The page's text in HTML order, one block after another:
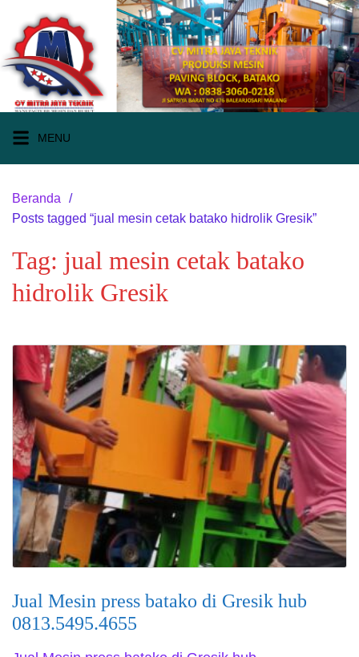
konten
MENU
Beranda
Posts tagged “jual mesin cetak batako hidrolik Gresik”
Tag: jual mesin cetak batako
hidrolik Gresik
Jual Mesin press batako di Gresik hub
0813.5495.4655